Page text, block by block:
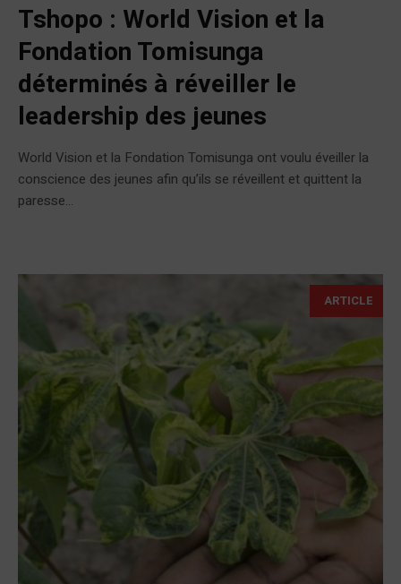
Tshopo : World Vision et la
Fondation Tomisunga
déterminés à réveiller le
leadership des jeunes
World Vision et la Fondation Tomisunga ont voulu éveiller la
conscience des jeunes afin qu’ils se réveillent et quittent la
paresse...
ARTICLE